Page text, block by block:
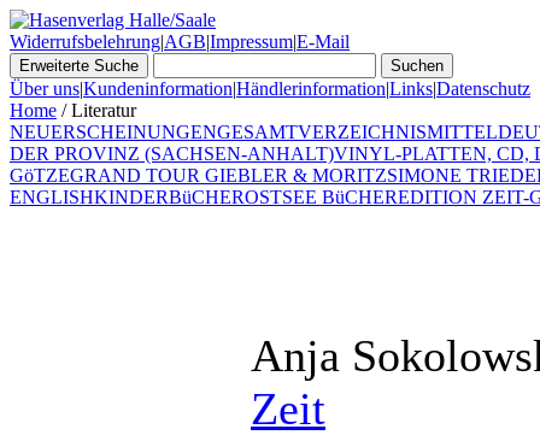
Widerrufsbelehrung|AGB|Impressum|E-Mail
Über uns|Kundeninformation|Händlerinformation|Links|Datenschutz
Home / Literatur
NEUERSCHEINUNGENGESAMTVERZEICHNIS
DER PROVINZ (SACHSEN-ANHALT)VINYL-PLATTEN, CD,
GöTZEGRAND TOUR GIEBLER & MORITZSIMONE
ENGLISHKINDERBüCHEROSTSEE BüCHEREDITION ZEIT-
Anja
Zeit